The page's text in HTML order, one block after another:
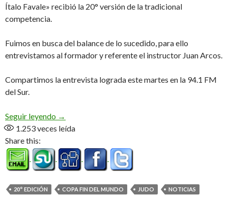
Ítalo Favale» recibió la 20° versión de la tradicional
competencia.
Fuimos en busca del balance de lo sucedido, para ello
entrevistamos al formador y referente el instructor Juan Arcos.
Compartimos la entrevista lograda este martes en la 94.1 FM
del Sur.
Seguir leyendo «Estamos muy felices y contentos de haber
→
1.253veces leída
Share this:
20° EDICIÓN COPA FIN DEL MUNDO JUDO NOTICIAS